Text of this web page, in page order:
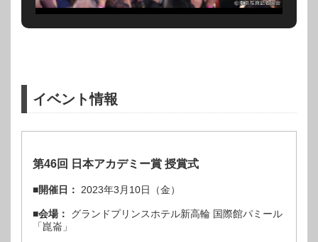
イベント情報
第46回 日本アカデミー賞 授賞式
■開催日： 2023年3月10日（金）
■会場：
グランドプリンスホテル新高輪 国際館パミール
「崑崙」